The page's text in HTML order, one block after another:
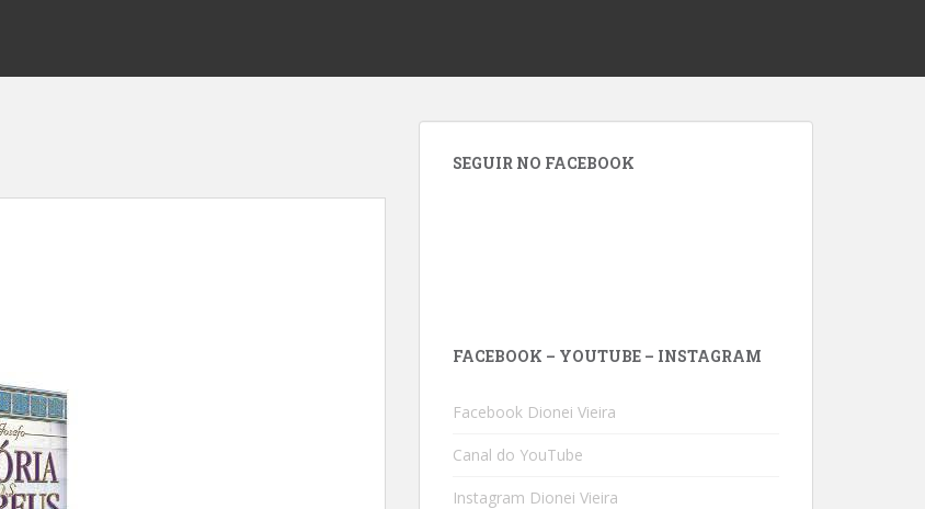
SEGUIR NO FACEBOOK
FACEBOOK – YOUTUBE – INSTAGRAM
Facebook Dionei Vieira
Canal do YouTube
Instagram Dionei Vieira